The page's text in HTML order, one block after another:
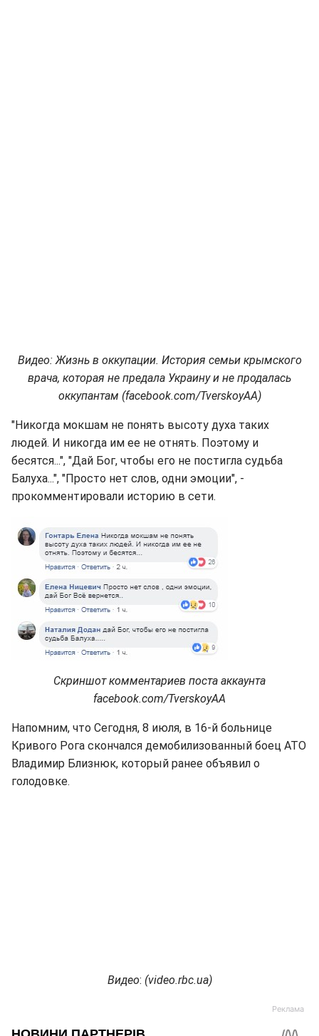
Видео: Жизнь в оккупации. История семьи крымского
врача, которая не предала Украину и не продалась
оккупантам (facebook.com/TverskoyAA)
"Никогда мокшам не понять высоту духа таких
людей. И никогда им ее не отнять. Поэтому и
бесятся...", "Дай Бог, чтобы его не постигла судьба
Балуха...", "Просто нет слов, одни эмоции", -
прокомментировали историю в сети.
Скриншот комментариев поста аккаунта
facebook.com/TverskoyAA
Напомним, что Сегодня, 8 июля, в 16-й больнице
Кривого Рога скончался демобилизованный боец АТО
Владимир Близнюк, который ранее объявил о
голодовке.
Видео: (video.rbc.ua)